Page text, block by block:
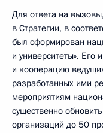
Для ответа на
в Стратегии, в
был сформирован
и университеты». Его
и кооперацию
разработанных ими
мероприятиям
существенно
организаций до 50